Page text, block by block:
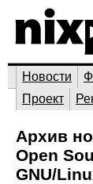
Новости
Проект
Архив
Open
GNU/